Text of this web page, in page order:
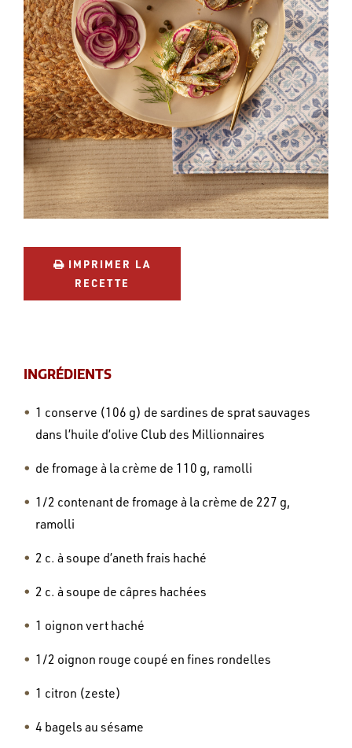
IMPRIMER LA
RECETTE
INGRÉDIENTS
1 conserve (106 g) de sardines de sprat sauvages
dans l’huile d’olive Club des Millionnaires
de fromage à la crème de 110 g, ramolli
1/2 contenant de fromage à la crème de 227 g,
ramolli
2 c. à soupe d’aneth frais haché
2 c. à soupe de câpres hachées
1 oignon vert haché
1/2 oignon rouge coupé en fines rondelles
1 citron (zeste)
4 bagels au sésame